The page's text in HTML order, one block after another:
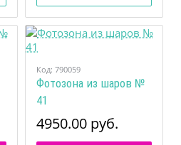
Код: 790059
Фотозона из шаров №
41
4950.00 руб.